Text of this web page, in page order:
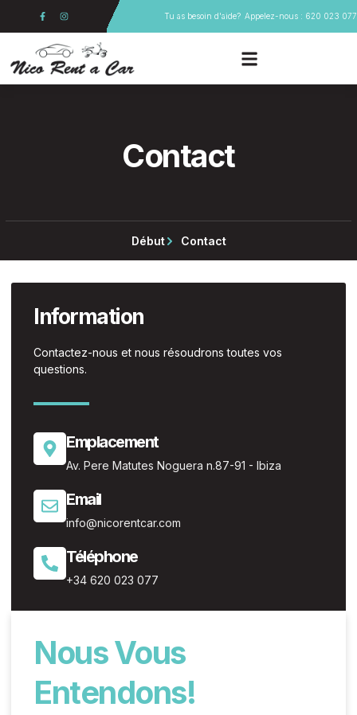
F
a
b
o
o
k
I
n
a
g
r
a
Tu as besoin d'aide? Appelez-nous : 620 023 077
Contact
Début Contact
Information
Contactez-nous et nous résoudrons toutes vos
questions.
Emplacement
Av. Pere Matutes Noguera n.87-91 - Ibiza
Email
info@nicorentcar.com
Téléphone
+34 620 023 077
Nous Vous
Entendons!